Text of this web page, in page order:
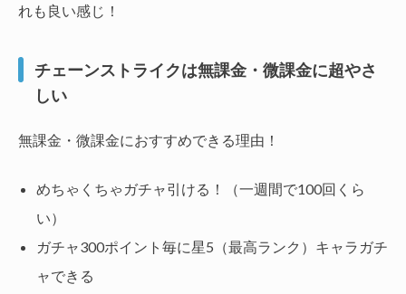
れも良い感じ！
チェーンストライクは無課金・微課金に超やさ
しい
無課金・微課金におすすめできる理由！
めちゃくちゃガチャ引ける！（一週間で100回くら
い）
ガチャ300ポイント毎に星5（最高ランク）キャラガチ
ャできる